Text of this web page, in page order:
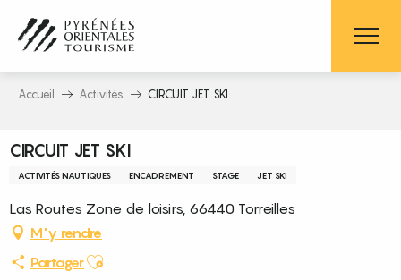
contenu
principal
Accueil Activités CIRCUIT JET SKI
CIRCUIT JET SKI
ACTIVITÉS NAUTIQUES ENCADREMENT STAGE JET SKI
Las Routes Zone de loisirs, 66440 Torreilles
M'y rendre
PartagerAjouter aux favoris